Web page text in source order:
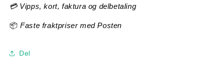
💳 Vipps, kort, faktura og delbetaling
📦Faste fraktpriser med Posten
Del